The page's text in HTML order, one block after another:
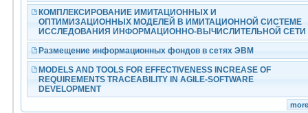
КОМПЛЕКСИРОВАНИЕ ИМИТАЦИОННЫХ И
ОПТИМИЗАЦИОННЫХ МОДЕЛЕЙ В ИМИТАЦИОННОЙ СИСТЕМЕ
ИССЛЕДОВАНИЯ ИНФОРМАЦИОННО-ВЫЧИСЛИТЕЛЬНОЙ СЕТИ
Размещение информационных фондов в сетях ЭВМ
MODELS AND TOOLS FOR EFFECTIVENESS INCREASE OF
REQUIREMENTS TRACEABILITY IN AGILE-SOFTWARE
DEVELOPMENT